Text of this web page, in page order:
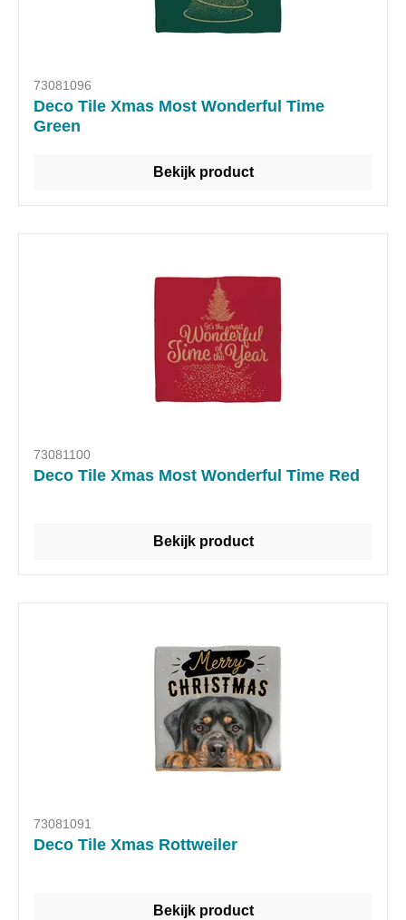
73081096
Deco Tile Xmas Most Wonderful Time
Green
Bekijk product
73081100
Deco Tile Xmas Most Wonderful Time Red
Bekijk product
73081091
Deco Tile Xmas Rottweiler
Bekijk product